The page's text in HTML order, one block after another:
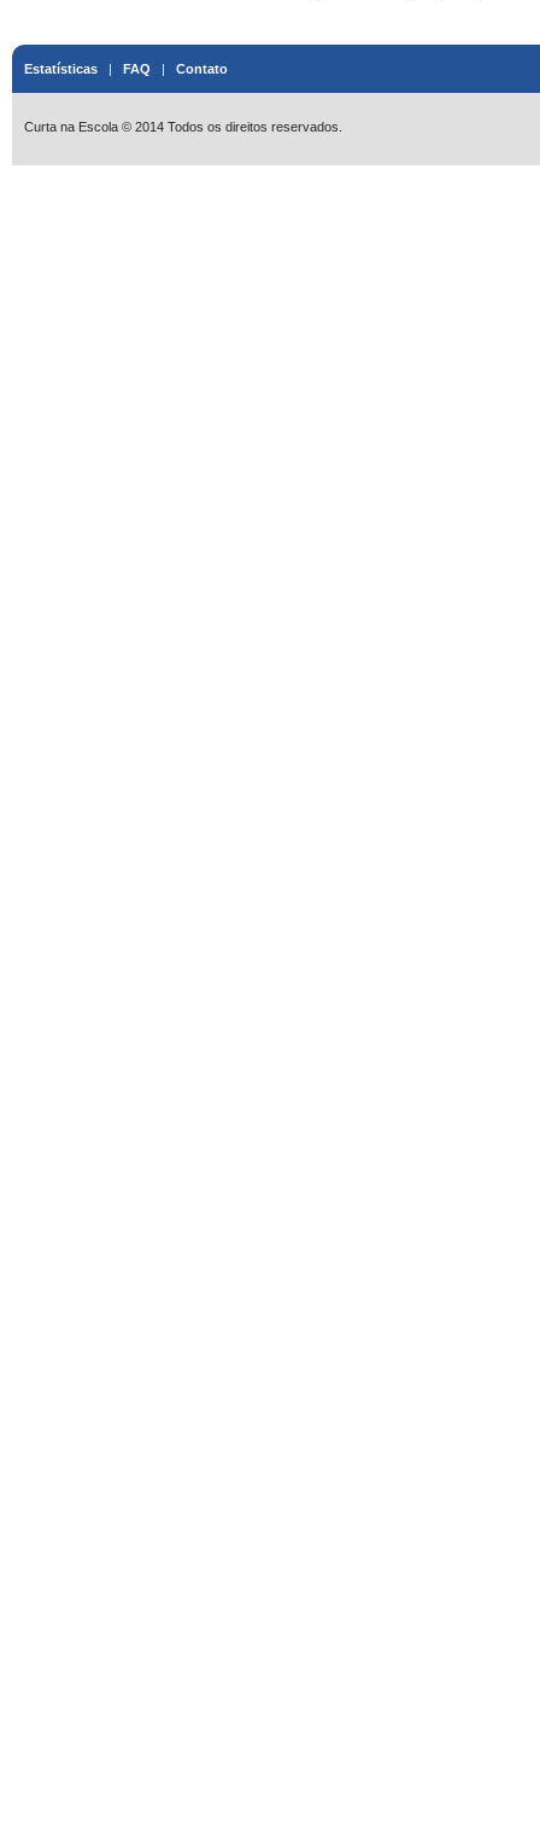
Estatísticas | FAQ | Contato
Curta na Escola © 2014 Todos os direitos reservados.